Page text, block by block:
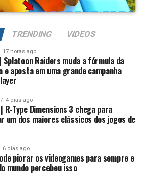
Digimons para formas mais
é possívelregredir a evolução
seus atributos.
pode voltar para sua forma
potencial muito maior. Conforme
desbloqueia novas linhas
bastante os atributos, permitindo
Campeão, Ultimate e Mega com
melhores.
que recompensa quem gosta de
e experimentar diferentes
TRENDING VIDEOS
17 horas ago
Splatoon Raiders muda a fórmula da
e aposta em uma grande campanha
4 dias ago
| R-Type Dimensions 3 chega para
um dos maiores clássicos dos jogos de
6 dias ago
piorar os videogames para sempre e
mundo percebeu isso